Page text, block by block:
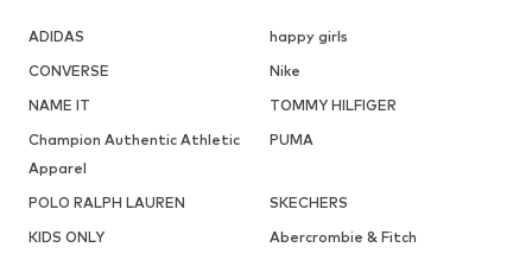
ADIDAS
happy girls
CONVERSE
Nike
NAME IT
TOMMY HILFIGER
Champion Authentic Athletic
Apparel
PUMA
POLO RALPH LAUREN
SKECHERS
KIDS ONLY
Abercrombie & Fitch